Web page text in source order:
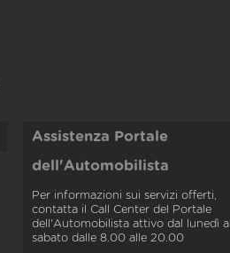
Assistenza Portale
dell'Automobilista
Per informazioni sui servizi offerti,
contatta il Call Center del Portale
dell'Automobilista attivo dal lunedì al
sabato dalle 8.00 alle 20.00